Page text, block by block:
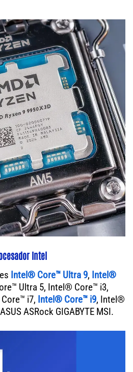
Intel
Intel® Core™ Ultra 9, Intel®
Ultra 5, Intel® Core™ i3,
i7, Intel® Core™ i9, Intel®
ASRock GIGABYTE MSI.